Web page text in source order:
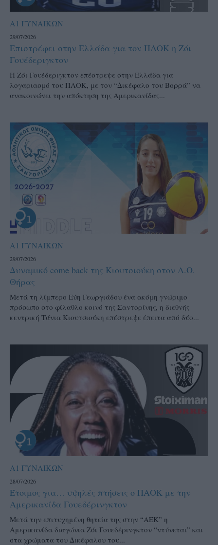
Α1 ΓΥΝΑΙΚΩΝ
29/07/2026
Επιστρέφει στην Ελλάδα για τον ΠΑΟΚ η Ζόι
Γουέδεριγκτον
Η Ζόι Γουέδεριγκτον επέστρεψε στην Ελλάδα για
λογαριασμό του ΠΑΟΚ, με τον “Δικέφαλο του Βορρά” να
ανακοινώνει την απόκτηση της Αμερικανίδας...
Α1 ΓΥΝΑΙΚΩΝ
29/07/2026
Δυναμικό come back της Κιουτσιούκη στον Α.Ο.
Θήρας
Μετά τη λίμπερο Εύη Γεωργιάδου ένα ακόμη γνώριμο
πρόσωπο στο φίλαθλο κοινό της Σαντορίνης, η διεθνής
κεντρική Τάνια Κιουτσιούκη επέστρεψε έπειτα από δύο...
Α1 ΓΥΝΑΙΚΩΝ
28/07/2026
Έτοιμος για… υψηλές πτήσεις ο ΠΑΟΚ με την
Αμερικανίδα Γουεδέρινγκτον
Μετά την επιτυχημένη θητεία της στην “ΑΕΚ” η
Αμερικανίδα διαγώνια Ζόι Γουεδέρινγκτον “ντύνεται” και
στα χρώματα του Δικέφαλου του...